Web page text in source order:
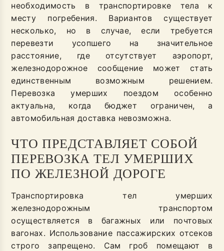
необходимость в транспортировке тела к
месту погребения. Вариантов существует
несколько, но в случае, если требуется
перевезти усопшего на значительное
расстояние, где отсутствует аэропорт,
железнодорожное сообщение может стать
единственным возможным решением.
Перевозка умерших поездом особенно
актуальна, когда бюджет ограничен, а
автомобильная доставка невозможна.
ЧТО ПРЕДСТАВЛЯЕТ СОБОЙ
ПЕРЕВОЗКА ТЕЛ УМЕРШИХ
ПО ЖЕЛЕЗНОЙ ДОРОГЕ
Транспортировка тел умерших
железнодорожным транспортом
осуществляется в багажных или почтовых
вагонах. Использование пассажирских отсеков
строго запрещено. Сам гроб помещают в